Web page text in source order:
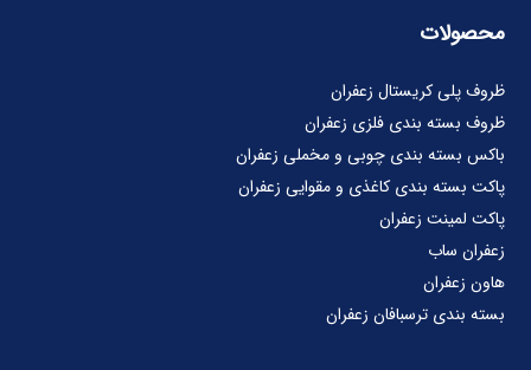
محصولات
ظروف پلی کریستال زعفران
ظروف بسته بندی فلزی زعفران
باکس بسته بندی چوبی و مخملی زعفران
پاکت بسته بندی کاغذی و مقوایی زعفران
پاکت لمینت زعفران
زعفران ساب
هاون زعفران
بسته بندی ترسبافان زعفران